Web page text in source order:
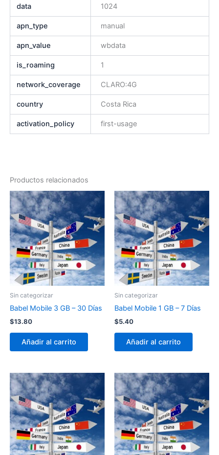
data 1024
apn_type manual
apn_value wbdata
is_roaming 1
network_coverage CLARO:4G
country Costa Rica
activation_policy first-usage
Productos relacionados
Sin categorizar
Babel Mobile 3 GB – 30 Días
$13.80
Añadir al carrito
Sin categorizar
Babel Mobile 1 GB – 7 Días
$5.40
Añadir al carrito